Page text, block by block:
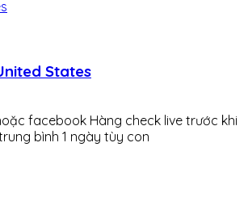
States
facebook Hàng check live trước khi
bình 1 ngày tùy con